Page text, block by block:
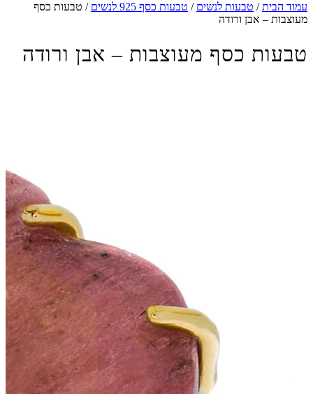
עמוד הבית/ טבעות לנשים / טבעות כסף 925 לנשים
/ טבעות כסף
מעוצבות – אבן ורודה
טבעות כסף מעוצבות – אבן ורודה